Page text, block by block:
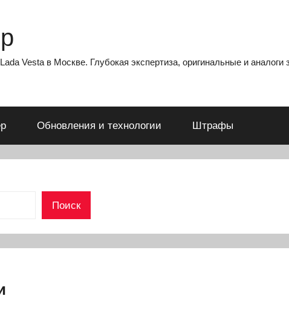
Vesta в Москве. Глубокая экспертиза, оригинальные и
Обновления и технологии Штрафы
Поиск